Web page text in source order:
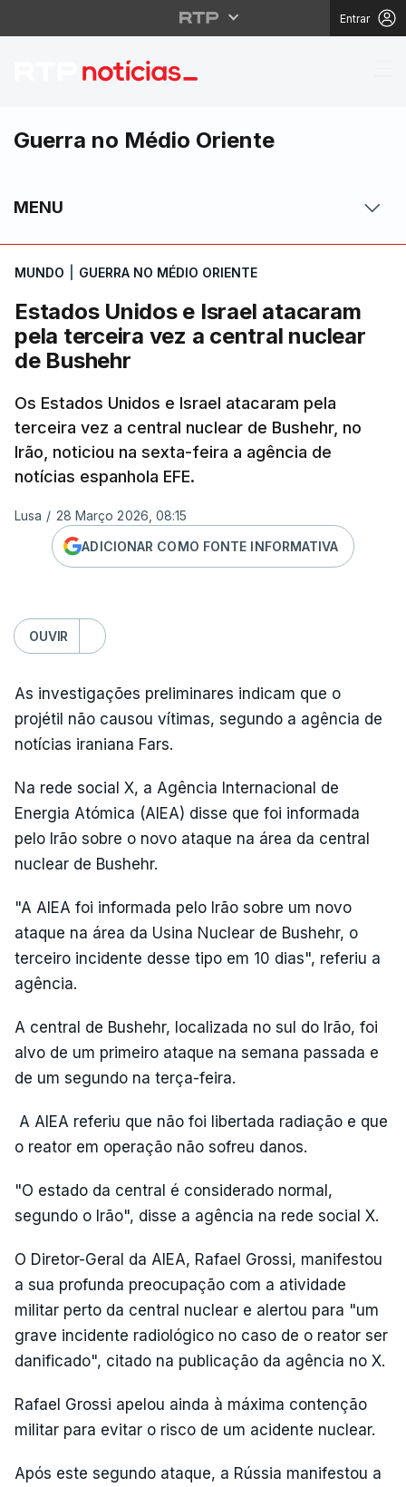
Entrar
Estados Unidos e
Guerra no Médio Oriente
MENU
MUNDO GUERRA NO MÉDIO ORIENTE
Estados Unidos e Israel atacaram
pela terceira vez a central nuclear
de Bushehr
Os Estados Unidos e Israel atacaram pela
terceira vez a central nuclear de Bushehr, no
Irão, noticiou na sexta-feira a agência de
notícias espanhola EFE.
Lusa / 28 Março 2026, 08:15
ADICIONAR COMO FONTE INFORMATIVA
OUVIR
As investigações preliminares indicam que o
projétil não causou vítimas, segundo a agência de
notícias iraniana Fars.
Na rede social X, a Agência Internacional de
Energia Atómica (AIEA) disse que foi informada
pelo Irão sobre o novo ataque na área da central
nuclear de Bushehr.
"A AIEA foi informada pelo Irão sobre um novo
ataque na área da Usina Nuclear de Bushehr, o
terceiro incidente desse tipo em 10 dias", referiu a
agência.
A central de Bushehr, localizada no sul do Irão, foi
alvo de um primeiro ataque na semana passada e
de um segundo na terça-feira.
A AIEA referiu que não foi libertada radiação e que
o reator em operação não sofreu danos.
"O estado da central é considerado normal,
segundo o Irão", disse a agência na rede social X.
O Diretor-Geral da AIEA, Rafael Grossi, manifestou
a sua profunda preocupação com a atividade
militar perto da central nuclear e alertou para "um
grave incidente radiológico no caso de o reator ser
danificado", citado na publicação da agência no X.
Rafael Grossi apelou ainda à máxima contenção
militar para evitar o risco de um acidente nuclear.
Após este segundo ataque, a Rússia manifestou a